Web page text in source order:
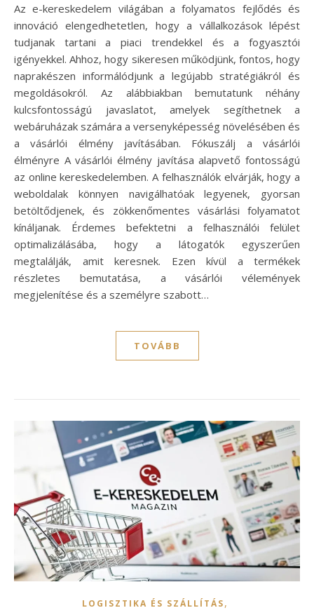
Az e-kereskedelem világában a folyamatos fejlődés és
innováció elengedhetetlen, hogy a vállalkozások lépést
tudjanak tartani a piaci trendekkel és a fogyasztói
igényekkel. Ahhoz, hogy sikeresen működjünk, fontos, hogy
naprakészen informálódjunk a legújabb stratégiákról és
megoldásokról. Az alábbiakban bemutatunk néhány
kulcsfontosságú javaslatot, amelyek segíthetnek a
webáruházak számára a versenyképesség növelésében és
a vásárlói élmény javításában. Fókuszálj a vásárlói
élményre A vásárlói élmény javítása alapvető fontosságú
az online kereskedelemben. A felhasználók elvárják, hogy a
weboldalak könnyen navigálhatóak legyenek, gyorsan
betöltődjenek, és zökkenőmentes vásárlási folyamatot
kínáljanak. Érdemes befektetni a felhasználói felület
optimalizálásába, hogy a látogatók egyszerűen
megtalálják, amit keresnek. Ezen kívül a termékek
részletes bemutatása, a vásárlói vélemények
megjelenítése és a személyre szabott…
TOVÁBB
LOGISZTIKA ÉS SZÁLLÍTÁS,